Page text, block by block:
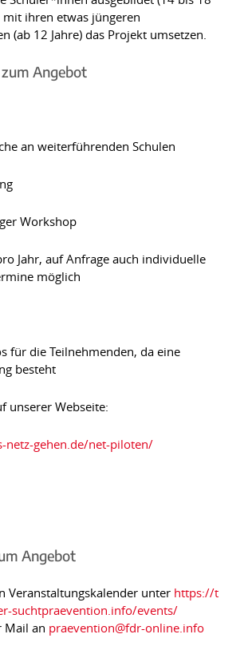
mit ihren etwas jüngeren
(ab 12 Jahre) das Projekt umsetzen.
Angebot
an weiterführenden Schulen
Workshop
Jahr, auf Anfrage auch individuelle
möglich
für die Teilnehmenden, da eine
besteht
unserer Webseite:
netz-gehen.de/net-piloten/
Angebot
Veranstaltungskalender unter https://t
suchtpraevention.info/events/
Mail an praevention@fdr-online.info